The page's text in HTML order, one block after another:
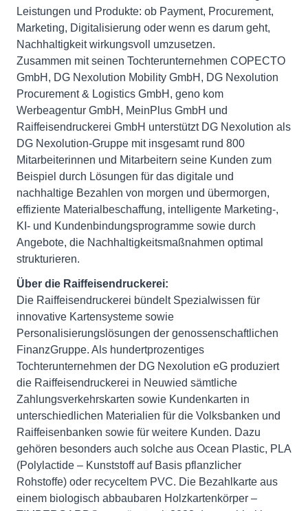
Leistungen und Produkte: ob Payment, Procurement,
Marketing, Digitalisierung oder wenn es darum geht,
Nachhaltigkeit wirkungsvoll umzusetzen.
Zusammen mit seinen Tochterunternehmen COPECTO
GmbH, DG Nexolution Mobility GmbH, DG Nexolution
Procurement & Logistics GmbH, geno kom
Werbeagentur GmbH, MeinPlus GmbH und
Raiffeisendruckerei GmbH unterstützt DG Nexolution als
DG Nexolution-Gruppe mit insgesamt rund 800
Mitarbeiterinnen und Mitarbeitern seine Kunden zum
Beispiel durch Lösungen für das digitale und
nachhaltige Bezahlen von morgen und übermorgen,
effiziente Materialbeschaffung, intelligente Marketing-,
KI- und Kundenbindungsprogramme sowie durch
Angebote, die Nachhaltigkeitsmaßnahmen optimal
strukturieren.
Über die Raiffeisendruckerei:
Die Raiffeisendruckerei bündelt Spezialwissen für
innovative Kartensysteme sowie
Personalisierungslösungen der genossenschaftlichen
FinanzGruppe. Als hundertprozentiges
Tochterunternehmen der DG Nexolution eG produziert
die Raiffeisendruckerei in Neuwied sämtliche
Zahlungsverkehrskarten sowie Kundenkarten in
unterschiedlichen Materialien für die Volksbanken und
Raiffeisenbanken sowie für weitere Kunden. Dazu
gehören besonders auch solche aus Ocean Plastic, PLA
(Polylactide – Kunststoff auf Basis pflanzlicher
Rohstoffe) oder recyceltem PVC. Die Bezahlkarte aus
einem biologisch abbaubaren Holzkartenkörper –